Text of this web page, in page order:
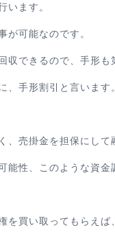
います。
が可能なのです。
できるので、手形も
、手形割引と言います。
売掛金を担保にして
性、このような資金
を買い取ってもらえば、